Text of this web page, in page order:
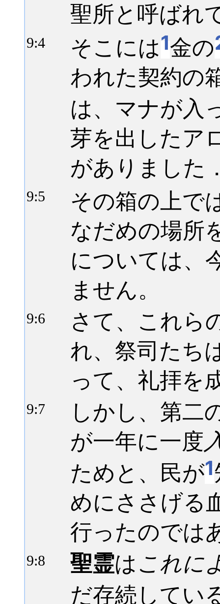
聖所と呼ばれ
9:4 そこには1金の
われた契約の
は、マナが入
芽を出したア
がありました
9:5
その箱の上で
なだめの場所
については、
ません。
9:6
さて、これら
れ、祭司たち
って、礼拝を
9:7
しかし、第二
が一年に一度
ためと、民が1
めにささげる
行ったのでは
9:8 聖霊はこれに
だ存続してい